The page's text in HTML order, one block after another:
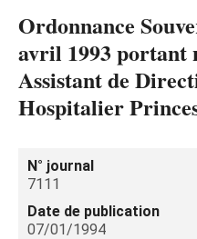
Ordonnance
avril 1993 portant
Assistant de
Hospitalier
N° journal
7111
Date de publication
07/01/1994